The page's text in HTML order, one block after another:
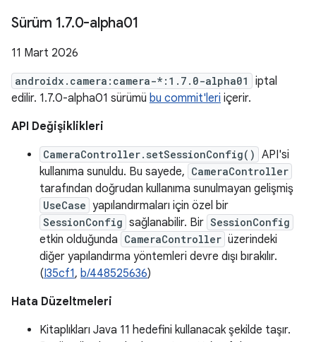
Sürüm 1.7.0-alpha01
11 Mart 2026
androidx.camera:camera-*:1.7.0-alpha01
iptal
edilir. 1.7.0-alpha01 sürümü bu commit'leri içerir.
API Değişiklikleri
CameraController.setSessionConfig() API'si
kullanıma sunuldu. Bu sayede, CameraController
tarafından doğrudan kullanıma sunulmayan gelişmiş
UseCase yapılandırmaları için özel bir
SessionConfig sağlanabilir. Bir SessionConfig
etkin olduğunda CameraController üzerindeki
diğer yapılandırma yöntemleri devre dışı bırakılır.
(I35cf1, b/448525636)
Hata Düzeltmeleri
Kitaplıkları Java 11 hedefini kullanacak şekilde taşır.